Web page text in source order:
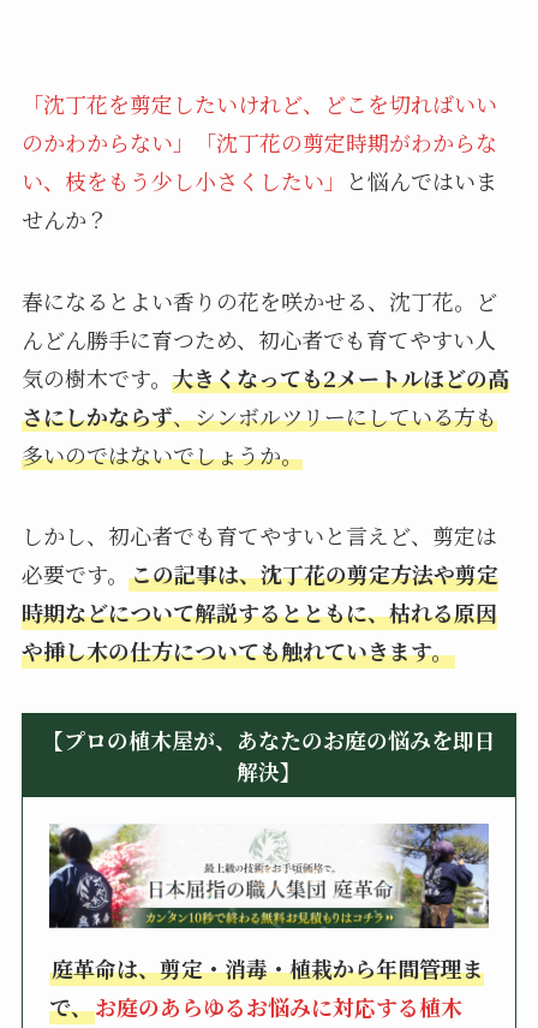
「沈丁花を剪定したいけれど、どこを切ればいい
のかわからない」「沈丁花の剪定時期がわからな
い、枝をもう少し小さくしたい」
と悩んではいま
せんか？
春になるとよい香りの花を咲かせる、沈丁花。ど
んどん勝手に育つため、初心者でも育てやすい人
気の樹木です。 大きくなっても2メートルほどの高
さにしかならず、シンボルツリーにしている方も
多いのではないでしょうか。
しかし、初心者でも育てやすいと言えど、剪定は
必要です。 この記事は、沈丁花の剪定方法や剪定
時期などについて解説するとともに、枯れる原因
や挿し木の仕方についても触れていきます。
【プロの植木屋が、あなたのお庭の悩みを即日
解決】
庭革命は、剪定・消毒・植栽から年間管理ま
で、お庭のあらゆるお悩みに対応する植木